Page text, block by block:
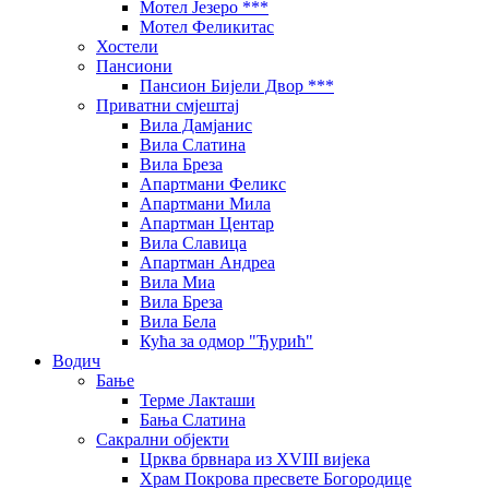
Мотел Језеро ***
Мотел Феликитас
Хостели
Пансиони
Пансион Бијели Двор ***
Приватни смјештај
Вила Дамјанис
Вила Слатина
Вила Бреза
Апартмани Феликс
Апартмани Мила
Апартман Центар
Вила Славица
Апартман Андреа
Вила Миа
Вила Бреза
Вила Бела
Кућа за одмор "Ђурић"
Водич
Бање
Терме Лакташи
Бања Слатина
Сакрални објекти
Црква брвнара из XVIII вијека
Храм Покрова пресвете Богородице